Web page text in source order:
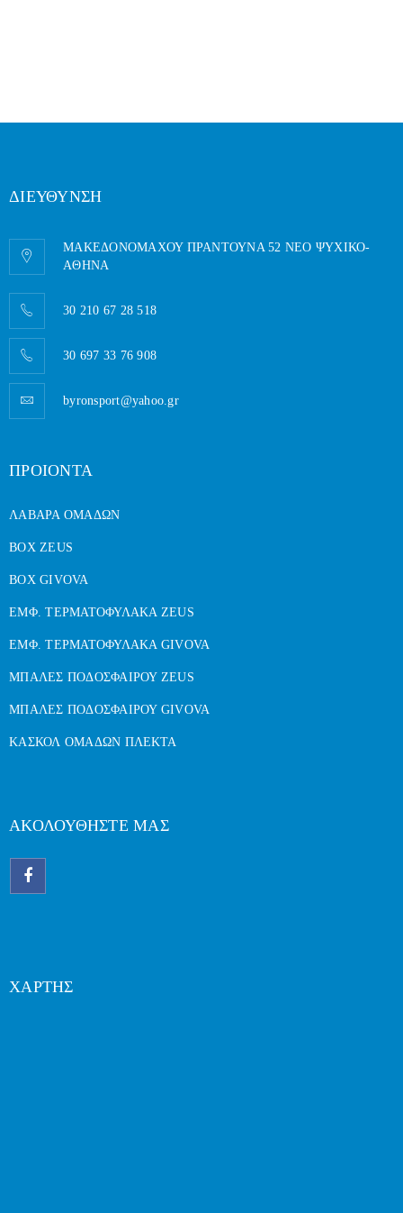
ΔΙΕΥΘΥΝΣΗ
ΜΑΚΕΔΟΝΟΜΑΧΟΥ ΠΡΑΝΤΟΥΝΑ 52 ΝΕΟ ΨΥΧΙΚΟ-
AΘΗΝΑ
30 210 67 28 518
30 697 33 76 908
byronsport@yahoo.gr
ΠΡΟΙΟΝΤΑ
ΛΑΒΑΡΑ ΟΜΑΔΩΝ
BOX ZEUS
BOX GIVOVA
ΕΜΦ. ΤΕΡΜΑΤΟΦΥΛΑΚΑ ZEUS
ΕΜΦ. ΤΕΡΜΑΤΟΦΥΛΑΚΑ GIVOVA
ΜΠΑΛΕΣ ΠΟΔΟΣΦΑΙΡΟΥ ZEUS
ΜΠΑΛΕΣ ΠΟΔΟΣΦΑΙΡΟΥ GIVOVA
ΚΑΣΚΟΛ ΟΜΑΔΩΝ ΠΛΕΚΤΑ
ΑΚΟΛΟΥΘΗΣΤΕ ΜΑΣ
ΧΑΡΤΗΣ